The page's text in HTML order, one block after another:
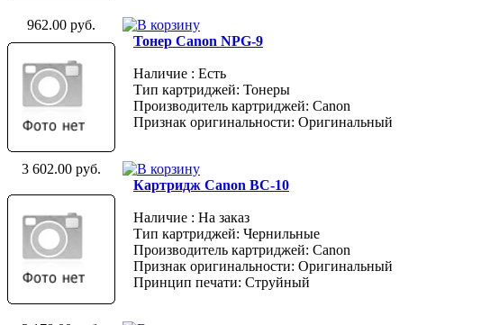
962.00 руб.
Тонер Canon NPG-9
Наличие : Есть
Тип картриджей: Тонеры
Производитель картриджей: Canon
Признак оригинальности: Оригинальный
3 602.00 руб.
Картридж Canon BC-10
Наличие : На заказ
Тип картриджей: Чернильные
Производитель картриджей: Canon
Признак оригинальности: Оригинальный
Принцип печати: Струйный